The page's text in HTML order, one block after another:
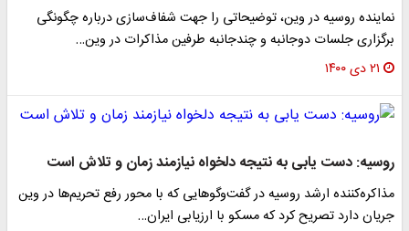
نماینده روسیه در وین، توضیحاتی را جهت شفاف‌سازی درباره چگونگی
برگزاری جلسات دوجانبه و چندجانبه طرفین مذاکرات در وین…
۲۱ دی ۱۴۰۰
روسیه: دست یابی به نتیجه دلخواه نیازمند زمان و تلاش است
مذاکره‌کننده ارشد روسیه در گفت‌وگوهایی که با محور رفع تحریم‌ها در وین
جریان دارد تصریح کرد که مسکو با ارزیابی ایران…